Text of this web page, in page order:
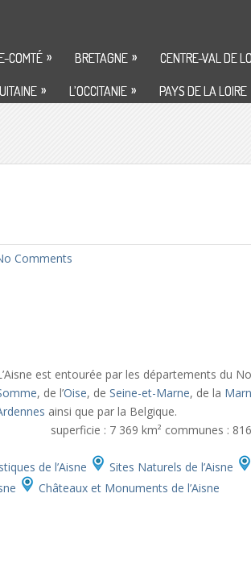
COMTÉ » BRETAGNE » CENTRE-VAL DE
» L’OCCITANIE » PAYS DE LA LOIRE
Comments
est entourée par les départements du
, de l’Oise, deSeine-et-Marne, de la
ainsi que par la Belgique.
superficie : 7 369 km² communes :
de l’Aisne Sites Naturels de l’Aisne
Châteaux et Monuments de l’Aisne